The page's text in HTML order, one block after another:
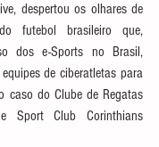
despertou os olhares de
futebol brasileiro que,
dos e-Sports no Brasil,
de ciberatletas para
caso do Clube de Regatas
Sport Club Corinthians